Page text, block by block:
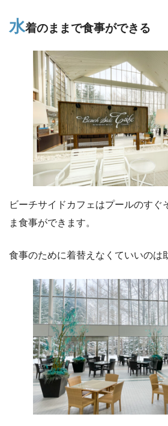
水着のままで食事ができる
ビーチサイドカフェはプールのすぐ
ま食事ができます。
食事のために着替えなくていいのは